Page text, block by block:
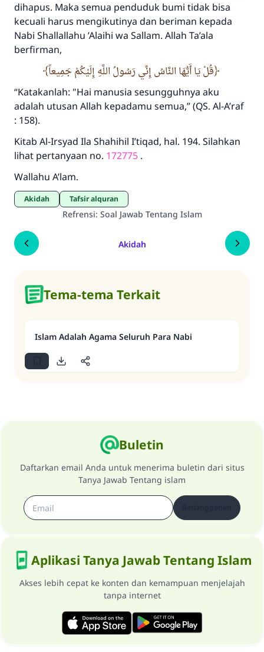
dihapus. Maka semua penduduk bumi tidak bisa
kecuali harus mengikutinya dan beriman kepada
Nabi Shallallahu ’Alaihi wa Sallam. Allah Ta’ala
berfirman,
قُلْ يَا أَيُّهَا النَّاسُ إِنِّي رَسُولُ اللَّهِ إِلَيْكُمْ جَمِيعاً
“Katakanlah: "Hai manusia sesungguhnya aku
adalah utusan Allah kepadamu semua,”(QS. Al-A’raf
: 158).
Kitab Al-Irsyad Ila Shahihil I’tiqad, hal. 194. Silahkan
lihat pertanyaan no. 172775 .
Wallahu A’lam.
Akidah Tafsir alquran
Refrensi: Soal Jawab Tentang Islam
Akidah
Tema-tema Terkait
Islam Adalah Agama Seluruh Para Nabi
Buletin
Daftarkan email Anda untuk menerima buletin dari situs
Tanya Jawab Tentang islam
Aplikasi Tanya Jawab Tentang Islam
Akses lebih cepat ke konten dan kemampuan menjelajah
tanpa internet